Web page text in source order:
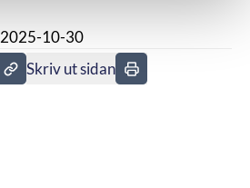
2025-10-30
på Facebook
sidan på Linkedin
Skriv ut sidan